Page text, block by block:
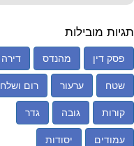
תגיות מובילות
פסק דין מהנדס דירה
שטח ערעור רום ושלח
קורות גובה גדר
עמודים יסודות